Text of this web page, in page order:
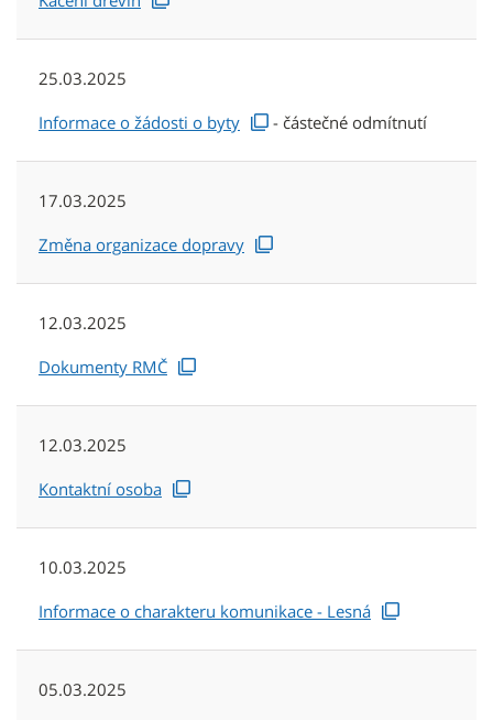
25.03.2025
Informace o žádosti o byty
- částečné odmítnutí
17.03.2025
Změna organizace dopravy
12.03.2025
Dokumenty RMČ
12.03.2025
Kontaktní osoba
10.03.2025
Informace o charakteru komunikace - Lesná
05.03.2025